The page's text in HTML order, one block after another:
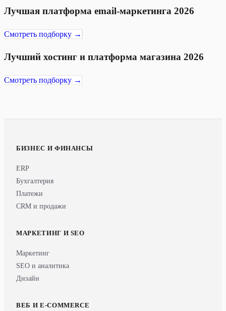
Лучшая платформа email-маркетинга 2026
Смотреть подборку →
Лучший хостинг и платформа магазина 2026
Смотреть подборку →
БИЗНЕС И ФИНАНСЫ
ERP
Бухгалтерия
Платежи
CRM и продажи
МАРКЕТИНГ И SEO
Маркетинг
SEO и аналитика
Дизайн
ВЕБ И E-COMMERCE